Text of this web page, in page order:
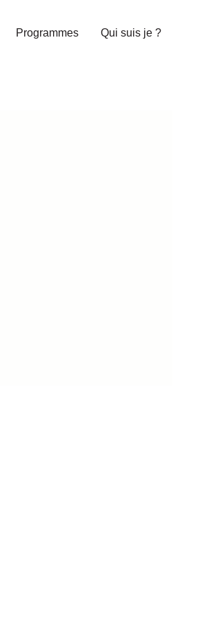
Programmes Qui suis je ?